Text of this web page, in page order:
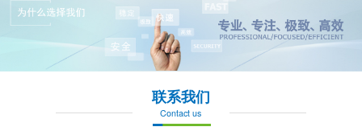
联系我们
Contact us